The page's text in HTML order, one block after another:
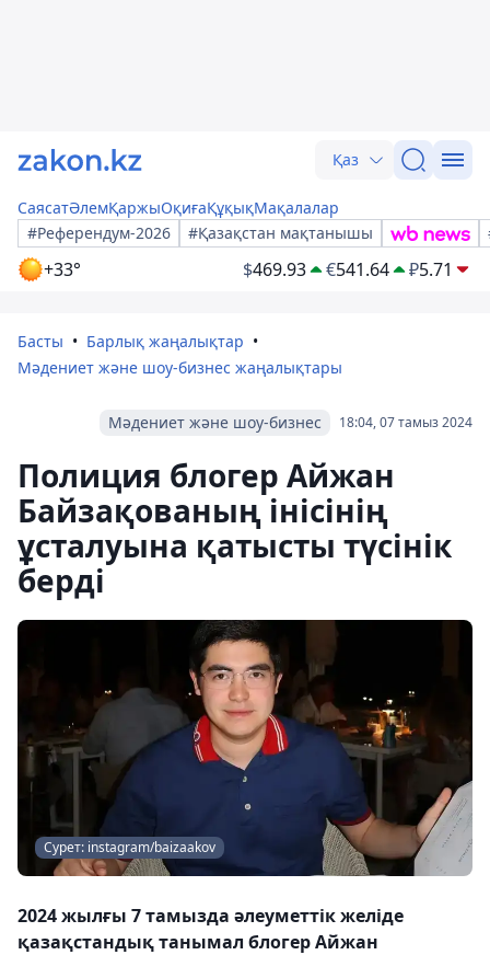
Қаз
СаясатӘлемҚаржыОқиғаҚұқықМақалалар
#Референдум-2026
#Қазақстан мақтанышы
+33° $469.93 €541.64 ₽5.71
Басты
Барлық жаңалықтар
Мәдениет және шоу-бизнес жаңалықтары
18:04, 07 тамыз 2024
Мәдениет және шоу-бизнес
Полиция блогер Айжан
Байзақованың інісінің
ұсталуына қатысты түсінік
берді
Сурет: instagram/baizaakov
2024 жылғы 7 тамызда әлеуметтік желіде
қазақстандық танымал блогер Айжан